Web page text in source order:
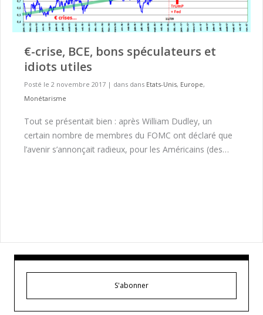
€-crise, BCE, bons spéculateurs et
idiots utiles
Posté le 2 novembre 2017 | dans dans Etats-Unis, Europe,
Monétarisme
Tout se présentait bien : après William Dudley, un
certain nombre de membres du FOMC ont déclaré que
l’avenir s’annonçait radieux, pour les Américains (des…
S'abonner